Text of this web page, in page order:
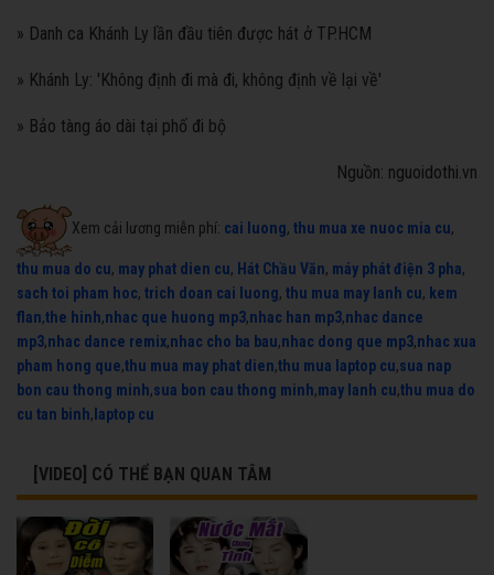
» Danh ca Khánh Ly lần đầu tiên được hát ở TP.HCM
» Khánh Ly: 'Không định đi mà đi, không định về lại về'
» Bảo tàng áo dài tại phố đi bộ
Nguồn: nguoidothi.vn
Xem cải lương miễn phí: cai luong, thu mua xe nuoc mia cu,
thu mua do cu, may phat dien cu, Hát Chầu Văn, máy phát điện 3 pha,
sach toi pham hoc, trich doan cai luong, thu mua may lanh cu, kem
flan,the hinh,nhac que huong mp3,nhac han mp3,nhac dance
mp3,nhac dance remix,nhac cho ba bau,nhac dong que mp3,nhac xua
pham hong que,thu mua may phat dien,thu mua laptop cu,sua nap
bon cau thong minh,sua bon cau thong minh,may lanh cu,thu mua do
cu tan binh, laptop cu
[VIDEO] CÓ THỂ BẠN QUAN TÂM